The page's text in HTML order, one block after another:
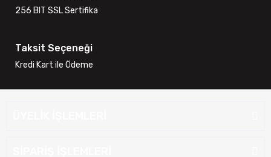
256 BIT SSL Sertifika
Taksit Seçeneği
Kredi Kart ile Ödeme